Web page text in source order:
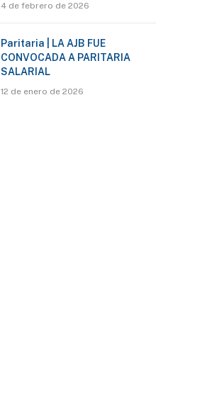
4 de febrero de 2026
Paritaria | LA AJB FUE
CONVOCADA A PARITARIA
SALARIAL
12 de enero de 2026